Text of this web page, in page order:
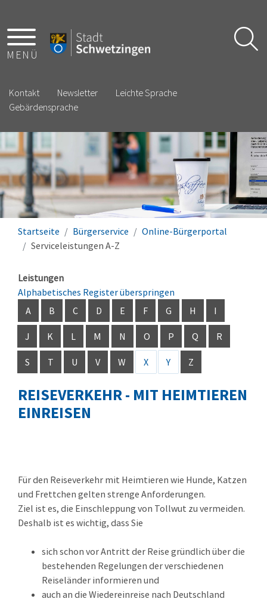
MENÜ
Kontakt Newsletter
Leichte Sprache
Gebärdensprache
Startseite Bürgerservice
Online-Bürgerportal
Serviceleistungen A-Z
Leistungen
Alphabetisches Register überspringen
A
B C D E F G H I
J K L M N O P Q R
S T U V W X Y Z
REISEVERKEHR - MIT HEIMTIEREN
EINREISEN
Für den Reiseverkehr mit Heimtieren wie Hunde, Katzen
und Frettchen gelten strenge Anforderungen.
Ziel ist es, die Einschleppung von Tollwut zu vermeiden.
Deshalb ist es wichtig, dass Sie
sich schon vor Antritt der Reise gründlich über die
bestehenden Regelungen der verschiedenen
Reiseländer informieren und
auch an die Wiedereinreise nach Deutschland